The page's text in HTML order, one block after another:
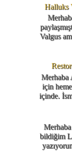
Halluks
Valgus
Merhaba
için
içinde.
bildiğim